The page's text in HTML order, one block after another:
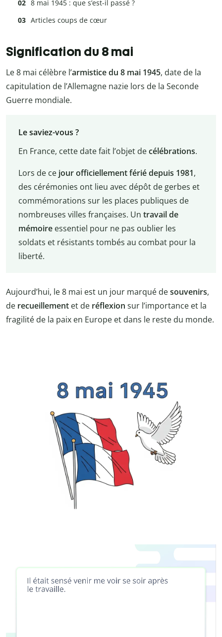
8 mai 1945 : que s’est-il passé ?
Articles coups de cœur
Signification du 8 mai
Le 8 mai célèbre l’armistice du 8 mai 1945, date de la
capitulation de l’Allemagne nazie lors de la Seconde
Guerre mondiale.
Le saviez-vous ?
En France, cette date fait l’objet decélébrations.
Lors de ce jour officiellement férié depuis 1981,
des cérémonies ont lieu avec dépôt de gerbes et
commémorations sur les places publiques de
nombreuses villes françaises. Un travail de
mémoireessentiel pour ne pas oublier les
soldats et résistants tombés au combat pour la
liberté.
Aujourd’hui, le 8 mai est un jour marqué desouvenirs,
de recueillement et de réflexion sur l’importance et la
fragilité de la paix en Europe et dans le reste du monde.